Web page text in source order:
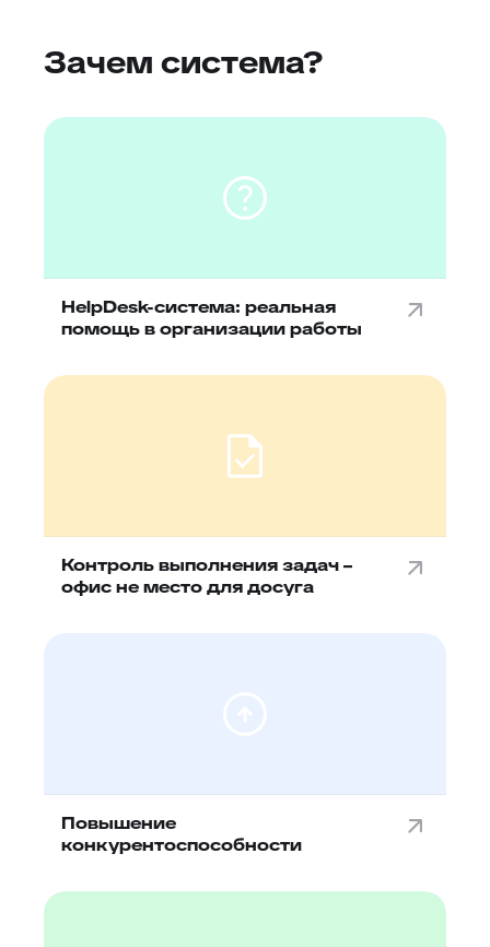
Зачем система?
HelpDesk-система: реальная
помощь в организации работы
Контроль выполнения задач –
офис не место для досуга
Повышение
конкурентоспособности